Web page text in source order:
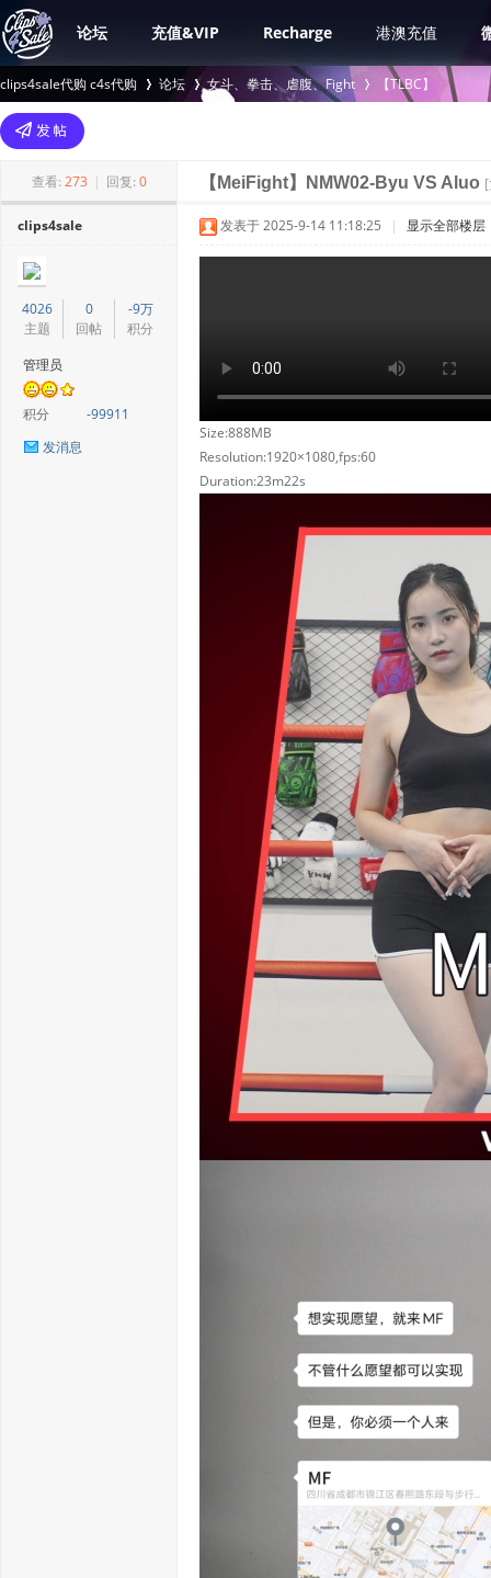
论坛 充值&VIP Recharge 港澳充值
clips4sale代购 c4s代购
>
论坛 女斗、拳击、虐腹、Fight
›
【TLBC】
查看: 273 | 回复: 0 【MeiFight】NMW02-Byu VS Aluo
clips4sale
4026
主题
0
回帖
-9万
积分
管理员
积分
-99911
发消息
发表于 2025-9-14 11:18:25 | 显示全部楼层
Size:888MB
Resolution:1920×1080,fps:60
Duration:23m22s